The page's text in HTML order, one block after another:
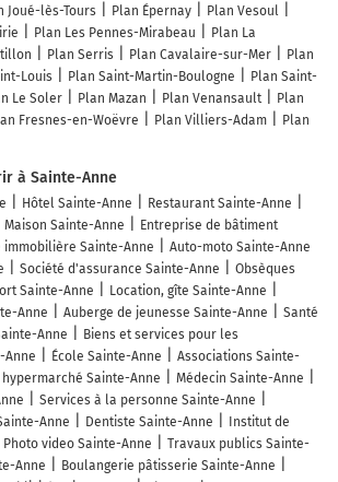
Joué-lès-Tours Plan Épernay
Plan Vesoul
Plan Les Pennes-Mirabeau
Plan La
Plan Serris Plan Cavalaire-sur-Mer
Plan
Louis Plan Saint-Martin-Boulogne
Plan Saint-
Le Soler Plan Mazan Plan Venansault
Plan
Fresnes-en-Woëvre Plan Villiers-Adam
Plan
à Sainte-Anne
Hôtel Sainte-Anne
Restaurant Sainte-Anne
Maison Sainte-Anne
Entreprise de bâtiment
immobilière Sainte-Anne
Auto-moto Sainte-Anne
Société d'assurance Sainte-Anne
Obsèques
Sainte-Anne
Location, gîte Sainte-Anne
Anne
Auberge de jeunesse Sainte-Anne
Santé
Anne
Biens et services pour les
Anne
École Sainte-Anne
Associations Sainte-
Sainte-Anne
Médecin Sainte-Anne
Services à la personne Sainte-Anne
Anne
Dentiste Sainte-Anne
Institut de
Photo video Sainte-Anne
Travaux publics Sainte-
Anne
Boulangerie pâtisserie Sainte-Anne